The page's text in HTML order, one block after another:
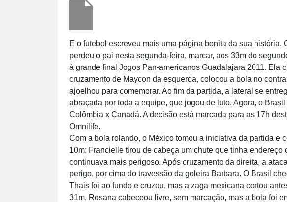
E o futebol escreveu mais uma página bonita da sua história.
perdeu o pai nesta segunda-feira, marcar, aos 33m do
à grande final Jogos Pan-americanos Guadalajara 2011. Ela
cruzamento de Maycon da esquerda, colocou a bola no
ajoelhou para comemorar. Ao fim da partida, a lateral se
abraçada por toda a equipe, que jogou de luto. Agora, o
Colômbia x Canadá. A decisão está marcada para as 17h
Omnilife.
Com a bola rolando, o México tomou a iniciativa da partida e
10m: Francielle tirou de cabeça um chute que tinha endereço
continuava mais perigoso. Após cruzamento da direita, a
perigo, por cima do travessão da goleira Barbara. O Brasil
Thais foi ao fundo e cruzou, mas a zaga mexicana cortou
31m, Rosana cabeceou livre, sem marcação, mas a bola foi